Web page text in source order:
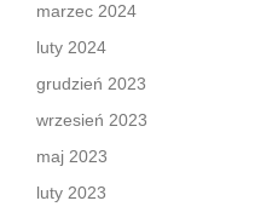
marzec 2024
luty 2024
grudzień 2023
wrzesień 2023
maj 2023
luty 2023